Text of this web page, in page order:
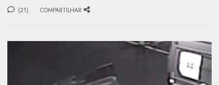
(21) COMPARTILHAR